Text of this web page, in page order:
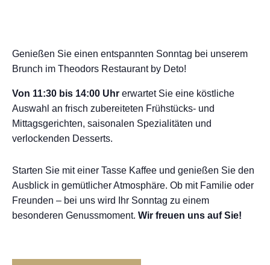
Genießen Sie einen entspannten Sonntag bei unserem
Brunch im Theodors Restaurant by Deto!
Von 11:30 bis 14:00 Uhr erwartet Sie eine köstliche
Auswahl an frisch zubereiteten Frühstücks- und
Mittagsgerichten, saisonalen Spezialitäten und
verlockenden Desserts.
Starten Sie mit einer Tasse Kaffee und genießen Sie den
Ausblick in gemütlicher Atmosphäre. Ob mit Familie oder
Freunden – bei uns wird Ihr Sonntag zu einem
besonderen Genussmoment. Wir freuen uns auf Sie!